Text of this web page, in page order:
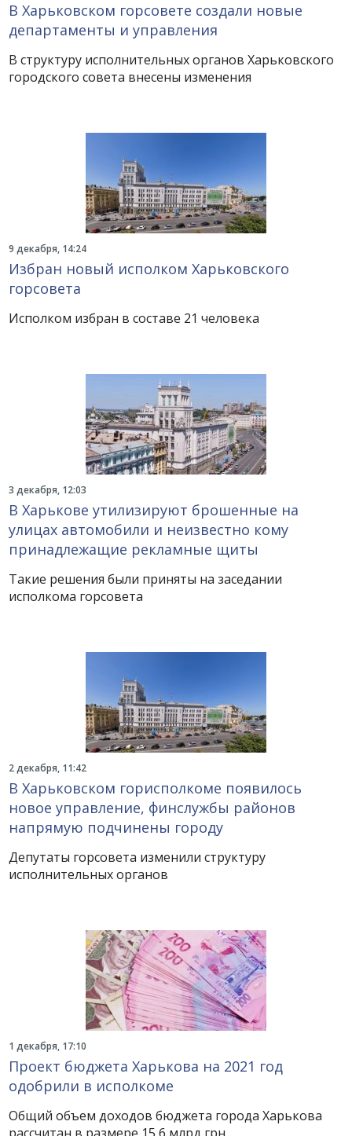
В Харьковском горсовете создали новые
департаменты и управления
В структуру исполнительных органов Харьковского
городского совета внесены изменения
9 декабря, 14:24
Избран новый исполком Харьковского
горсовета
Исполком избран в составе 21 человека
3 декабря, 12:03
В Харькове утилизируют брошенные на
улицах автомобили и неизвестно кому
принадлежащие рекламные щиты
Такие решения были приняты на заседании
исполкома горсовета
2 декабря, 11:42
В Харьковском горисполкоме появилось
новое управление, финслужбы районов
напрямую подчинены городу
Депутаты горсовета изменили структуру
исполнительных органов
1 декабря, 17:10
Проект бюджета Харькова на 2021 год
одобрили в исполкоме
Общий объем доходов бюджета города Харькова